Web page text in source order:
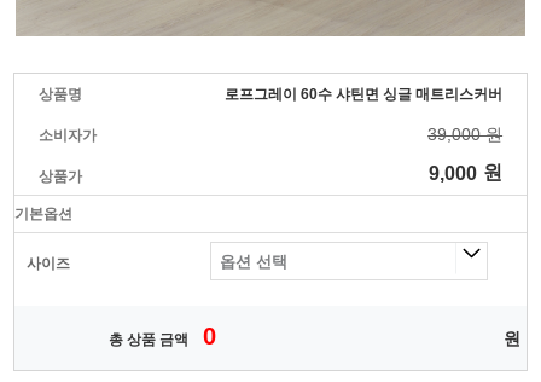
상품명 로프그레이 60수 샤틴면 싱글 매트리스커버
소비자가 39,000 원
상품가 9,000 원
기본옵션
사이즈
총 상품 금액 0 원